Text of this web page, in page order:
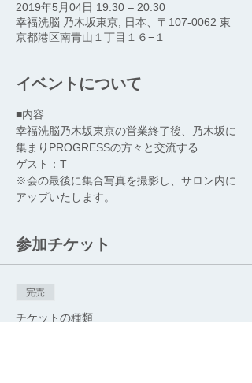
2019年5月04日 19:30 – 20:30
幸福洗脳 乃木坂東京, 日本、〒107-0062 東
京都港区南青山１丁目１６−１
イベントについて
幸福洗脳乃木坂東京の営業終了後、乃木坂に
集まりPROGRESSの方々と交流する
ゲスト：T
※会の最後に集合写真を撮影し、サロン内に
アップいたします。
参加チケット
完売
チケットの種類